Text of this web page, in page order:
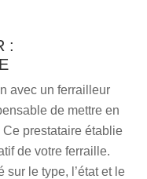
:
avec un ferrailleur
de mettre en
prestataire établie
de votre ferraille.
le type, l’état et le